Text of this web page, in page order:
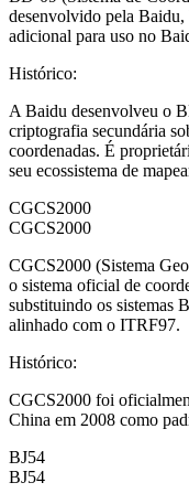
desenvolvido pela
adicional para uso no
Histórico:
A Baidu desenvolveu o
criptografia secundária
coordenadas. É
seu ecossistema de
CGCS2000
CGCS2000
CGCS2000 (Sistema
o sistema oficial de
substituindo os sistemas
alinhado com o ITRF97.
Histórico:
CGCS2000 foi
China em 2008 como
BJ54
BJ54